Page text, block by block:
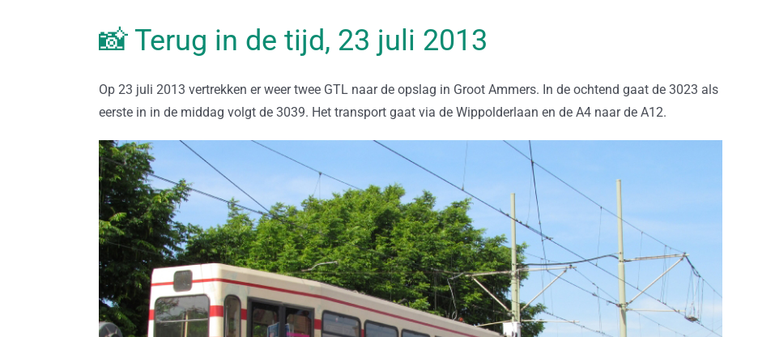
📸 Terug in de tijd, 23 juli 2013
Op 23 juli 2013 vertrekken er weer twee GTL naar de opslag in Groot Ammers. In de ochtend gaat de 3023 als
eerste in in de middag volgt de 3039. Het transport gaat via de Wippolderlaan en de A4 naar de A12.